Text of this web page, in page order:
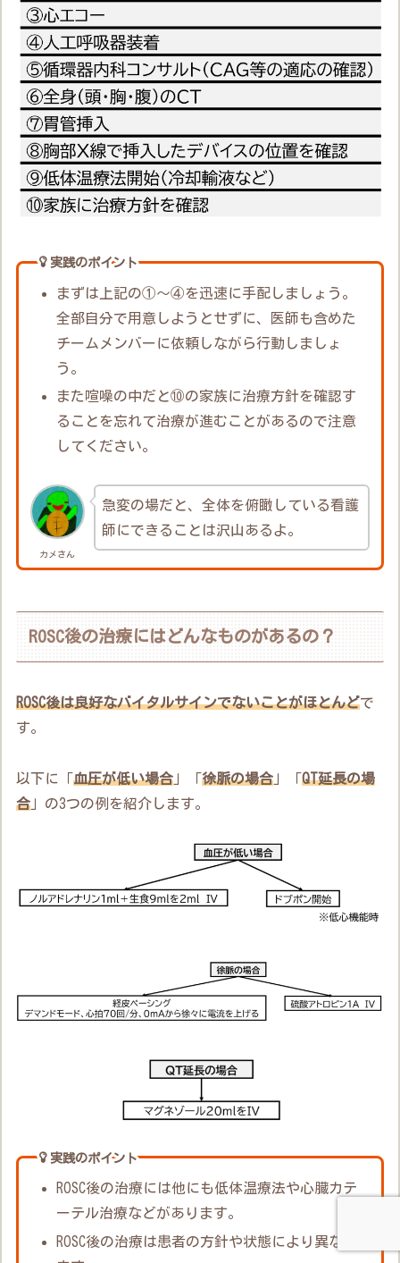
実践のポイント
まずは上記の①～④を迅速に手配しましょう。
全部自分で用意しようとせずに、医師も含めた
チームメンバーに依頼しながら行動しましょ
う。
また喧噪の中だと⑩の家族に治療方針を確認す
ることを忘れて治療が進むことがあるので注意
してください。
カメさん
急変の場だと、全体を俯瞰している看護
師にできることは沢山あるよ。
ROSC後の治療にはどんなものがあるの？
ROSC後は良好なバイタルサインでないことがほとんどで
す。
以下に「血圧が低い場合 」「徐脈の場合 」「QT延長の場
合 」の3つの例を紹介します。
実践のポイント
ROSC後の治療には他にも低体温療法や心臓カテ
ーテル治療などがあります。
ROSC後の治療は患者の方針や状態により異なり